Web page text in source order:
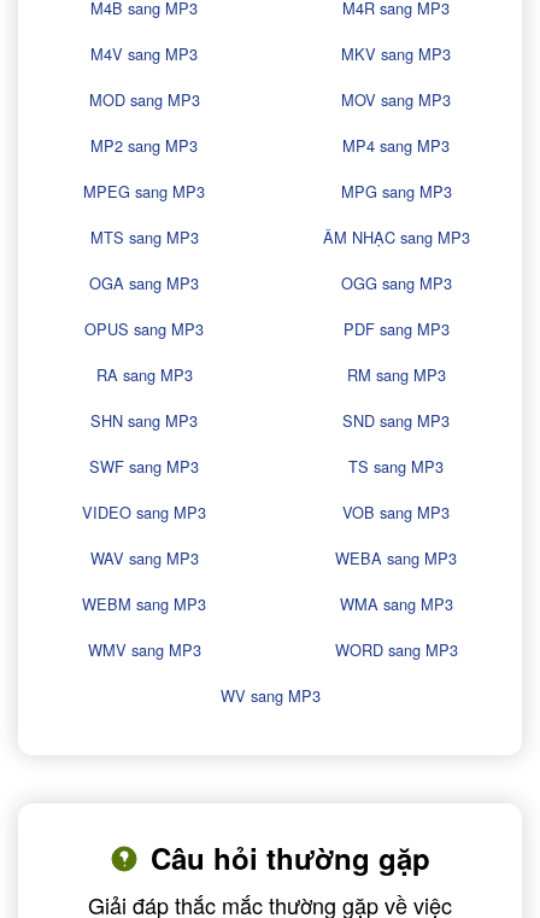
M4B sang MP3
M4R sang MP3
M4V sang MP3
MKV sang MP3
MOD sang MP3
MOV sang MP3
MP2 sang MP3
MP4 sang MP3
MPEG sang MP3
MPG sang MP3
MTS sang MP3
ÂM NHẠC sang MP3
OGA sang MP3
OGG sang MP3
OPUS sang MP3
PDF sang MP3
RA sang MP3
RM sang MP3
SHN sang MP3
SND sang MP3
SWF sang MP3
TS sang MP3
VIDEO sang MP3
VOB sang MP3
WAV sang MP3
WEBA sang MP3
WEBM sang MP3
WMA sang MP3
WMV sang MP3
WORD sang MP3
WV sang MP3
Câu hỏi thường gặp
Giải đáp thắc mắc thường gặp về việc